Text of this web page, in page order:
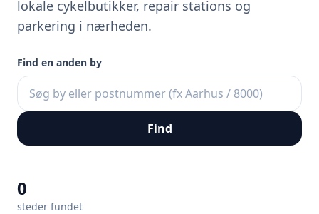
lokale cykelbutikker, repair stations og
parkering i nærheden.
Find en anden by
Find
0
steder fundet